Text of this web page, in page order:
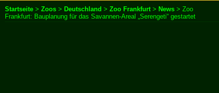
Startseite > Zoos > Deutschland > Zoo Frankfurt> News > Zoo
Frankfurt: Bauplanung für das Savannen-Areal „Serengeti“ gestartet